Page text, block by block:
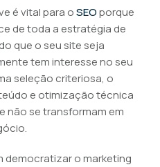
é vital para oSEOporque
de toda a estratégia de
que o seu site seja
tem interesse no seu
seleção criteriosa, o
e otimização técnica
não se transformam em
democratizar o marketing